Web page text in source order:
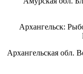
Архангельск:
Архангельская обл.